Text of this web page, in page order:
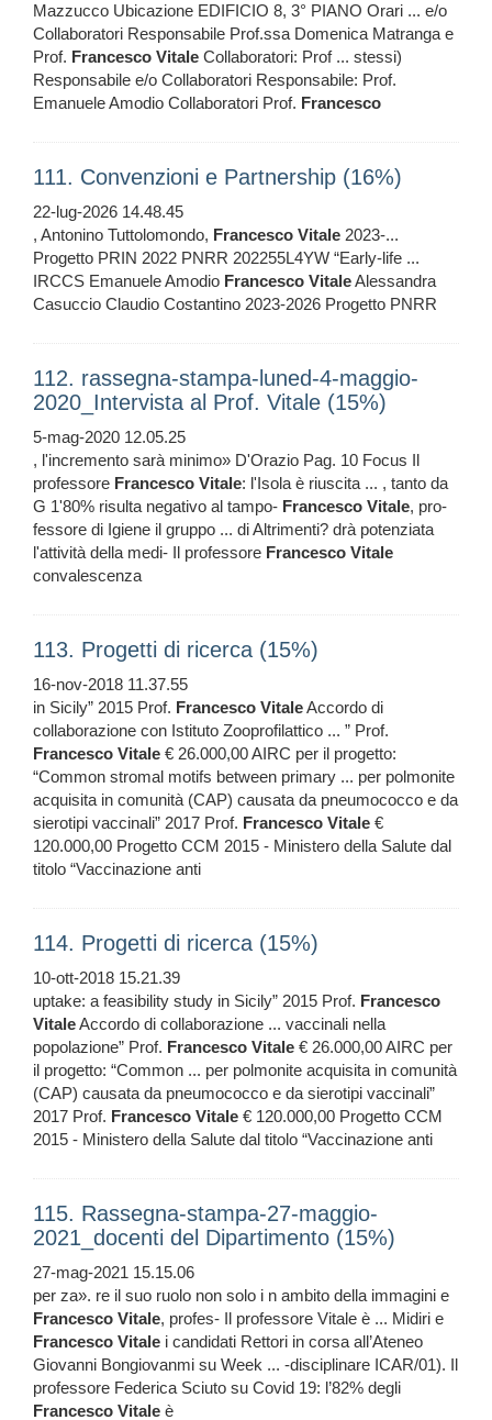
Mazzucco Ubicazione EDIFICIO 8, 3° PIANO Orari ... e/o
Collaboratori Responsabile Prof.ssa Domenica Matranga e
Prof. Francesco Vitale Collaboratori: Prof ... stessi)
Responsabile e/o Collaboratori Responsabile: Prof.
Emanuele Amodio Collaboratori Prof. Francesco
111. Convenzioni e Partnership (16%)
22-lug-2026 14.48.45
, Antonino Tuttolomondo, Francesco Vitale 2023-...
Progetto PRIN 2022 PNRR 202255L4YW “Early-life ...
IRCCS Emanuele Amodio Francesco VitaleAlessandra
Casuccio Claudio Costantino 2023-2026 Progetto PNRR
112. rassegna-stampa-luned-4-maggio-
2020_Intervista al Prof. Vitale (15%)
5-mag-2020 12.05.25
, l'incremento sarà minimo» D'Orazio Pag. 10 Focus Il
professore Francesco Vitale: l'Isola è riuscita ... , tanto da
G 1'80% risulta negativo al tampo- Francesco Vitale, pro-
fessore di Igiene il gruppo ... di Altrimenti? drà potenziata
l'attività della medi- Il professore Francesco Vitale
convalescenza
113. Progetti di ricerca (15%)
16-nov-2018 11.37.55
in Sicily” 2015 Prof. Francesco VitaleAccordo di
collaborazione con Istituto Zooprofilattico ... ” Prof.
Francesco Vitale € 26.000,00 AIRC per il progetto:
“Common stromal motifs between primary ... per polmonite
acquisita in comunità (CAP) causata da pneumococco e da
sierotipi vaccinali” 2017 Prof. Francesco Vitale €
120.000,00 Progetto CCM 2015 - Ministero della Salute dal
titolo “Vaccinazione anti
114. Progetti di ricerca (15%)
10-ott-2018 15.21.39
uptake: a feasibility study in Sicily” 2015 Prof. Francesco
VitaleAccordo di collaborazione ... vaccinali nella
popolazione” Prof. Francesco Vitale € 26.000,00 AIRC per
il progetto: “Common ... per polmonite acquisita in comunità
(CAP) causata da pneumococco e da sierotipi vaccinali”
2017 Prof. Francesco Vitale € 120.000,00 Progetto CCM
2015 - Ministero della Salute dal titolo “Vaccinazione anti
115. Rassegna-stampa-27-maggio-
2021_docenti del Dipartimento (15%)
27-mag-2021 15.15.06
per za». re il suo ruolo non solo i n ambito della immagini e
Francesco Vitale, profes- Il professore Vitale è ... Midiri e
Francesco Vitale i candidati Rettori in corsa all’Ateneo
Giovanni Bongiovanmi su Week ... -disciplinare ICAR/01). Il
professore Federica Sciuto su Covid 19: l’82% degli
Francesco Vitale è